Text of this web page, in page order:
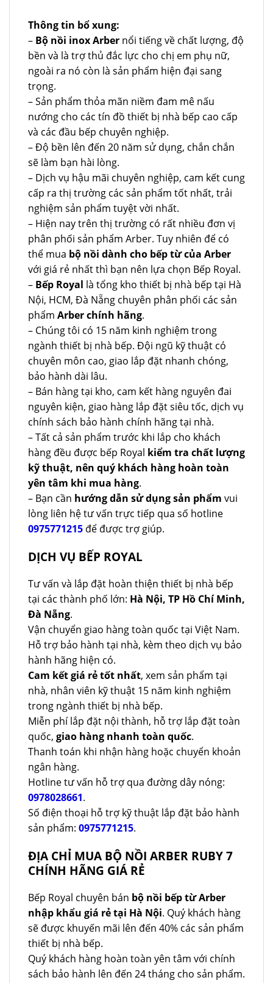
Thông tin bổ xung:
– Bộ nồi inox Arber nổi tiếng về chất lượng, độ
bền và là trợ thủ đắc lực cho chị em phụ nữ,
ngoài ra nó còn là sản phẩm hiện đại sang
trọng.
– Sản phẩm thỏa mãn niềm đam mê nấu
nướng cho các tín đồ thiết bị nhà bếp cao cấp
và các đầu bếp chuyên nghiệp.
– Độ bền lên đến 20 năm sử dụng, chắn chắn
sẽ làm bạn hài lòng.
– Dịch vụ hậu mãi chuyên nghiệp, cam kết cung
cấp ra thị trường các sản phẩm tốt nhất, trải
nghiệm sản phẩm tuyệt vời nhất.
– Hiện nay trên thị trường có rất nhiều đơn vị
phân phối sản phẩm Arber. Tuy nhiên để có
thể mua bộ nồi dành cho bếp từ của Arber
với giá rẻ nhất thì bạn nên lựa chọn Bếp Royal.
– Bếp Royal là tổng kho thiết bị nhà bếp tại Hà
Nội, HCM, Đà Nẵng chuyên phân phối các sản
phẩm Arber chính hãng.
– Chúng tôi có 15 năm kinh nghiệm trong
ngành thiết bị nhà bếp. Đội ngũ kỹ thuật có
chuyên môn cao, giao lắp đặt nhanh chóng,
bảo hành dài lâu.
– Bán hàng tại kho, cam kết hàng nguyên đai
nguyên kiện, giao hàng lắp đặt siêu tốc, dịch vụ
chính sách bảo hành chính hãng tại nhà.
– Tất cả sản phẩm trước khi lắp cho khách
hàng đều được bếp Royal kiểm tra chất lượng
kỹ thuật, nên quý khách hàng hoàn toàn
yên tâm khi mua hàng.
– Bạn cần hướng dẫn sử dụng sản phẩm vui
lòng liên hệ tư vấn trực tiếp qua số hotline
0975771215 để được trợ giúp.
DỊCH VỤ BẾP ROYAL
Tư vấn và lắp đặt hoàn thiện thiết bị nhà bếp
tại các thành phố lớn: Hà Nội, TP Hồ Chí Minh,
Đà Nẵng.
Vận chuyển giao hàng toàn quốc tại Việt Nam.
Hỗ trợ bảo hành tại nhà, kèm theo dịch vụ bảo
hành hãng hiện có.
Cam kết giá rẻ tốt nhất, xem sản phẩm tại
nhà, nhân viên kỹ thuật 15 năm kinh nghiệm
trong ngành thiết bị nhà bếp.
Miễn phí lắp đặt nội thành, hỗ trợ lắp đặt toàn
quốc, giao hàng nhanh toàn quốc.
Thanh toán khi nhận hàng hoặc chuyển khoản
ngân hàng.
Hotline tư vấn hỗ trợ qua đường dây nóng:
0978028661.
Số điện thoại hỗ trợ kỹ thuật lắp đặt bảo hành
sản phẩm: 0975771215.
ĐỊA CHỈ MUA BỘ NỒI ARBER RUBY 7
CHÍNH HÃNG GIÁ RẺ
Bếp Royal chuyên bán bộ nồi bếp từ Arber
nhập khẩu giá rẻ tại Hà Nội. Quý khách hàng
sẽ được khuyến mãi lên đến 40% các sản phẩm
thiết bị nhà bếp.
Quý khách hàng hoàn toàn yên tâm với chính
sách bảo hành lên đến 24 tháng cho sản phẩm.